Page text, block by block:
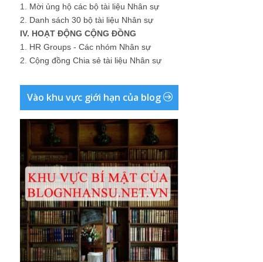
1. Mời ủng hộ các bộ tài liệu Nhân sự
2. Danh sách 30 bộ tài liệu Nhân sự
IV. HOẠT ĐỘNG CỘNG ĐỒNG
1. HR Groups - Các nhóm Nhân sự
2. Cộng đồng Chia sẻ tài liệu Nhân sự
Vào khu vực giới hạn của blog